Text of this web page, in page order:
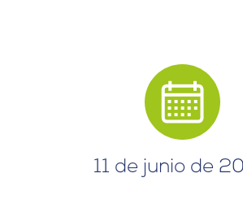
11 de junio de